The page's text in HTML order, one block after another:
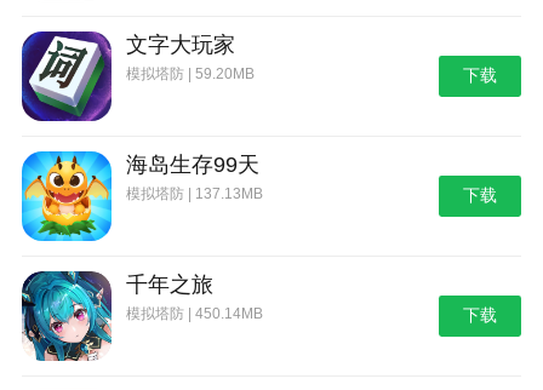
文字大玩家
模拟塔防 | 59.20MB 下载
海岛生存99天
模拟塔防 | 137.13MB 下载
千年之旅
模拟塔防 | 450.14MB 下载